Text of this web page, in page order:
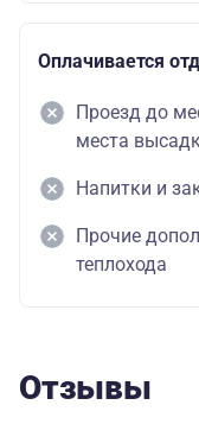
Оплачивается
Проезд до
места
Напитки и
Прочие
теплохода
Отзывы